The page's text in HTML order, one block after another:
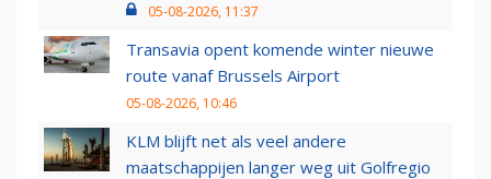
05-08-2026, 11:37
Transavia opent komende winter nieuwe
route vanaf Brussels Airport
05-08-2026, 10:46
KLM blijft net als veel andere
maatschappijen langer weg uit Golfregio